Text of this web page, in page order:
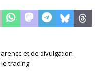
et de divulgation
le trading